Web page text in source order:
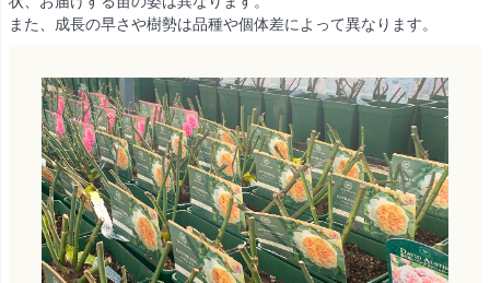
また、成長の早さや樹勢は品種や個体差によって異なります。